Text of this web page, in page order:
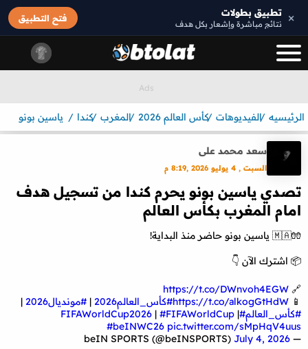
× تطبيق بطولات
نتائج مباشرة وإشعار بكل هدف
فتح التطبيق
الرئيسيه الفيديوهات كأس العالم 2026 المغرب كندا ياسين بونو
سعد محمد على
السبت , 4 يوليو 2026 ,8:19 م
تصدي ياسين بونو يحرم كندا من تسجيل هدف
امام المغرب بكأس العالم
🧤🇲🇦 ياسين بونو حاضر منذ البداية!
📦 اشترك الآن 👇
🔗
https://t.co/DWnvoh4EGW
📱
https://t.co/alkogGtHdW#كأس_العالم2026 | #مونديال2026
|
#كأس_العالم#FIFAWorldCup2026
| #FIFAWorldCup |
#beINWC26 pic.twitter.com/sMpHqV4uus
— beIN SPORTS (@beINSPORTS)
July 4, 2026